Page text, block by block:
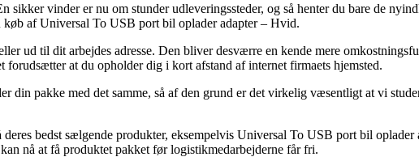
vinder er nu om stunder udleveringssteder, og så henter du bare de
køb af Universal To USB port bil oplader adapter – Hvid.
ud til dit arbejdes adresse. Den bliver desværre en kende mere
at du opholder dig i kort afstand af internet firmaets hjemsted.
din pakke med det samme, så af den grund er det virkelig væsentligt at vi
bedst sælgende produkter, eksempelvis Universal To USB port bil
nå at få produktet pakket før logistikmedarbejderne får fri.